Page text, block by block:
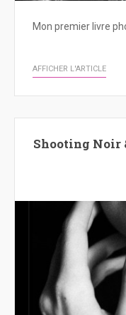
Mon premier livre
AFFICHER L'ARTICLE
Shooting Noir